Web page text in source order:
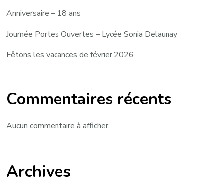
Anniversaire – 18 ans
Journée Portes Ouvertes – Lycée Sonia Delaunay
Fêtons les vacances de février 2026
Commentaires récents
Aucun commentaire à afficher.
Archives